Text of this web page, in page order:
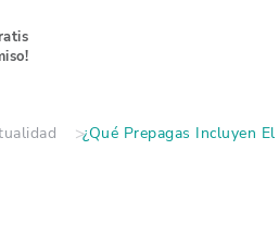
¿Qué Prepagas Incluyen